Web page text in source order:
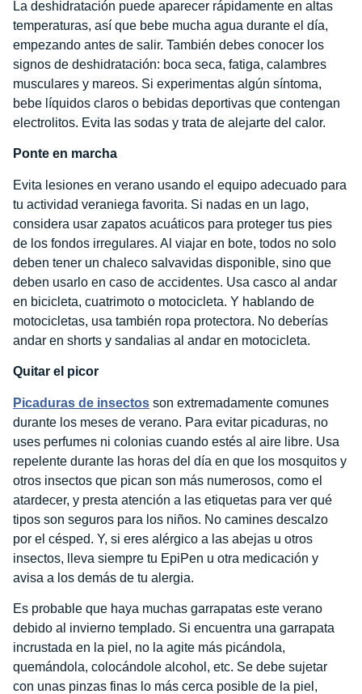
La deshidratación puede aparecer rápidamente en altas
temperaturas, así que bebe mucha agua durante el día,
empezando antes de salir. También debes conocer los
signos de deshidratación: boca seca, fatiga, calambres
musculares y mareos. Si experimentas algún síntoma,
bebe líquidos claros o bebidas deportivas que contengan
electrolitos. Evita las sodas y trata de alejarte del calor.
Ponte en marcha
Evita lesiones en verano usando el equipo adecuado para
tu actividad veraniega favorita. Si nadas en un lago,
considera usar zapatos acuáticos para proteger tus pies
de los fondos irregulares. Al viajar en bote, todos no solo
deben tener un chaleco salvavidas disponible, sino que
deben usarlo en caso de accidentes. Usa casco al andar
en bicicleta, cuatrimoto o motocicleta. Y hablando de
motocicletas, usa también ropa protectora. No deberías
andar en shorts y sandalias al andar en motocicleta.
Quitar el picor
Picaduras de insectos son extremadamente comunes
durante los meses de verano. Para evitar picaduras, no
uses perfumes ni colonias cuando estés al aire libre. Usa
repelente durante las horas del día en que los mosquitos y
otros insectos que pican son más numerosos, como el
atardecer, y presta atención a las etiquetas para ver qué
tipos son seguros para los niños. No camines descalzo
por el césped. Y, si eres alérgico a las abejas u otros
insectos, lleva siempre tu EpiPen u otra medicación y
avisa a los demás de tu alergia.
Es probable que haya muchas garrapatas este verano
debido al invierno templado. Si encuentra una garrapata
incrustada en la piel, no la agite más picándola,
quemándola, colocándole alcohol, etc. Se debe sujetar
con unas pinzas finas lo más cerca posible de la piel,